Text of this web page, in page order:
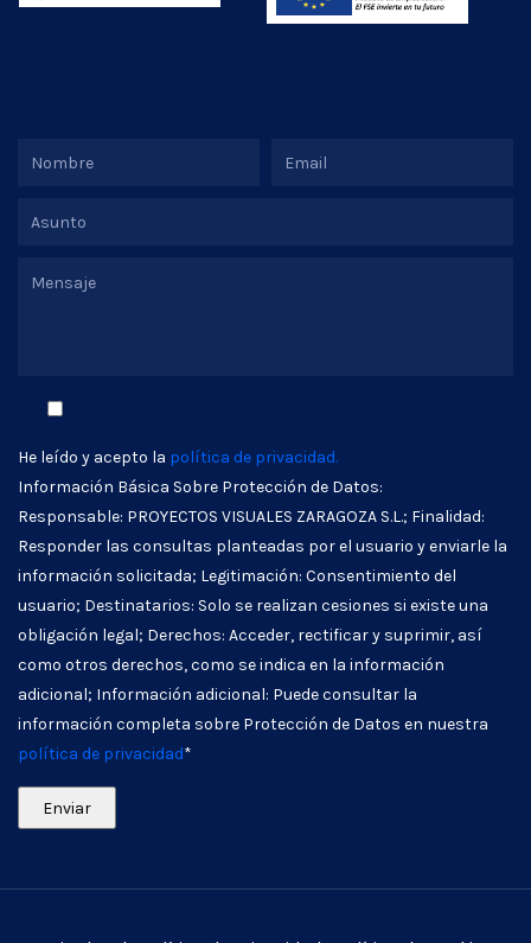
He leído y acepto la política de privacidad.
Información Básica Sobre Protección de Datos:
Responsable: PROYECTOS VISUALES ZARAGOZA S.L.; Finalidad:
Responder las consultas planteadas por el usuario y enviarle la
información solicitada; Legitimación: Consentimiento del
usuario; Destinatarios: Solo se realizan cesiones si existe una
obligación legal; Derechos: Acceder, rectificar y suprimir, así
como otros derechos, como se indica en la información
adicional; Información adicional: Puede consultar la
información completa sobre Protección de Datos en nuestra
política de privacidad*